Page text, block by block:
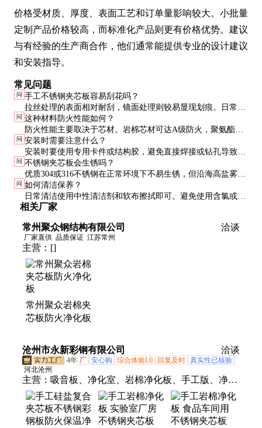
价格受材质、厚度、表面工艺和订单量影响较大。小批量
定制产品价格较高，而标准化产品则更有价格优势。建议
与有经验的生产商合作，他们通常能提供专业的设计建议
和安装指导。
常见问题
问 手工不锈钢夹芯板容易刮花吗？
拉丝处理的表面相对耐刮，镜面处理则较易显现划痕。日常使
用中避免尖锐物品直接刮擦，定期使用专用清洁剂保养可延长
美观寿命。
问 这种材料防火性能如何？
防火性能主要取决于芯材。岩棉芯材可达A级防火，聚氨酯芯
材通常为B1级。采购时应索取材料的防火检测报告，确保符合
当地建筑规范要求。
问 安装时需要注意什么？
安装时要使用专用卡件或结构胶，避免直接焊接或钻孔导致面
板变形。建议由专业施工团队操作，他们熟悉材料的特性和安
装技巧，能确保最佳效果。
问 不锈钢夹芯板会生锈吗？
优质304或316不锈钢在正常环境下不易生锈，但沿海高盐雾地
区或工业污染严重区域，建议选择316材质并定期清洁维护，
避免盐分或腐蚀性物质长期附着。
问 如何清洁保养？
日常清洁使用中性清洁剂和软布擦拭即可。避免使用含氯或强
酸强碱清洁剂。镜面处理的产品建议定期使用专用不锈钢护理
相关厂家
常州聚众钢结构有限公司 洽谈
厂家直供 品质保证 江苏常州
主营： []
常州聚众岩棉夹
芯板防火净化板
沧州市永新彩钢有限公司 洽谈
4年 厂 安心购 综合体验L0 回复及时 真实性已核验
河北沧州
主营： 吸音板、净化室、岩棉净化板、手工版、净化
板、洁净板